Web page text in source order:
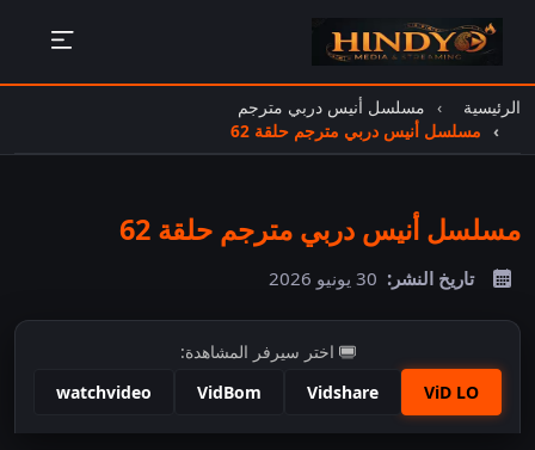
الرئيسية
مسلسل أنيس دربي مترجم
مسلسل أنيس دربي مترجم حلقة 62
مسلسل أنيس دربي مترجم حلقة 62
تاريخ النشر: 30 يونيو 2026
اختر سيرفر المشاهدة:
ViD LO
Vidshare
VidBom
watchvideo